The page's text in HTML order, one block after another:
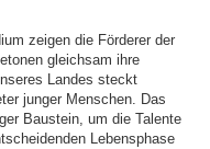
zeigen die Förderer der
gleichsam ihre
Landes steckt
junger Menschen. Das
Baustein, um die Talente
Lebensphase